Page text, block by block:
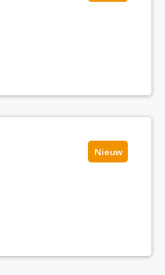
Nieuw